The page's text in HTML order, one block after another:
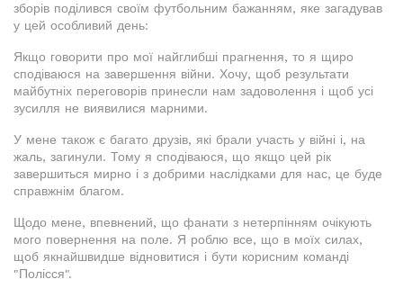
зборів поділився своїм футбольним бажанням, яке загадував
у цей особливий день:
Якщо говорити про мої найглибші прагнення, то я щиро
сподіваюся на завершення війни. Хочу, щоб результати
майбутніх переговорів принесли нам задоволення і щоб усі
зусилля не виявилися марними.
У мене також є багато друзів, які брали участь у війні і, на
жаль, загинули. Тому я сподіваюся, що якщо цей рік
завершиться мирно і з добрими наслідками для нас, це буде
справжнім благом.
Щодо мене, впевнений, що фанати з нетерпінням очікують
мого повернення на поле. Я роблю все, що в моїх силах,
щоб якнайшвидше відновитися і бути корисним команді
"Полісся".